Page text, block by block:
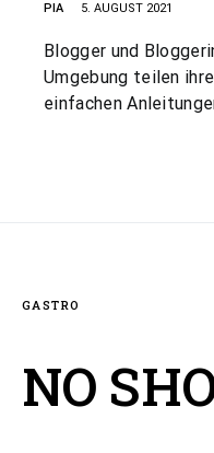
PIA 5. AUGUST 2021
Blogger und
Umgebung teilen
einfachen
GASTRO
NO